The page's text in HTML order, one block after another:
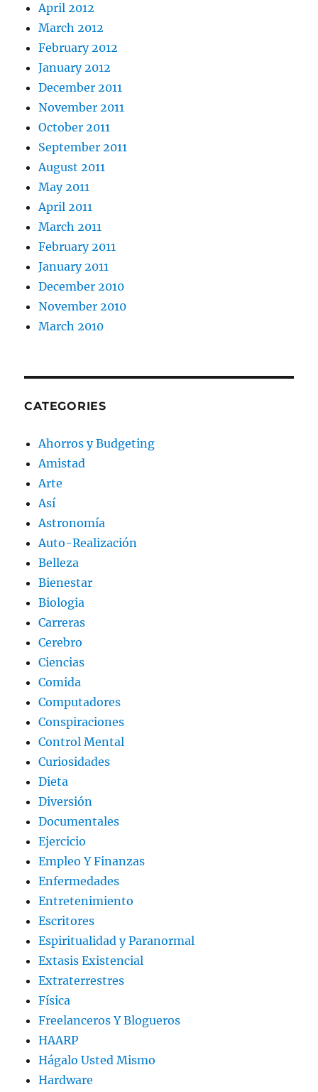
April 2012
March 2012
February 2012
January 2012
December 2011
November 2011
October 2011
September 2011
August 2011
May 2011
April 2011
March 2011
February 2011
January 2011
December 2010
November 2010
March 2010
CATEGORIES
Ahorros y Budgeting
Amistad
Arte
Así
Astronomía
Auto-Realización
Belleza
Bienestar
Biologia
Carreras
Cerebro
Ciencias
Comida
Computadores
Conspiraciones
Control Mental
Curiosidades
Dieta
Diversión
Documentales
Ejercicio
Empleo Y Finanzas
Enfermedades
Entretenimiento
Escritores
Espiritualidad y Paranormal
Extasis Existencial
Extraterrestres
Física
Freelanceros Y Blogueros
HAARP
Hágalo Usted Mismo
Hardware